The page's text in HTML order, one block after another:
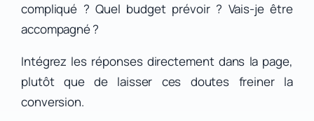
compliqué ? Quel budget prévoir ? Vais-je être
accompagné ?
Intégrez les réponses directement dans la page,
plutôt que de laisser ces doutes freiner la
conversion.